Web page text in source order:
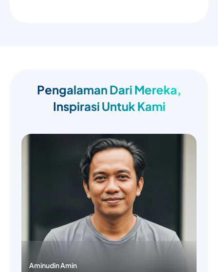
Pengalaman Dari Mereka,
Inspirasi Untuk Kami
Aminudin Amin